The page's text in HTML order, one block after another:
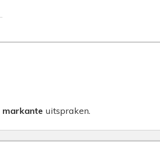
markante uitspraken.